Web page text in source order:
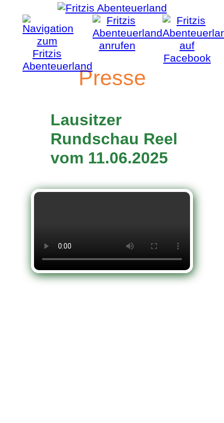
Presse
Lausitzer
Rundschau Reel
vom 11.06.2025